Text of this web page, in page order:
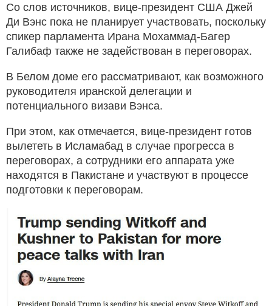
Со слов источников, вице-президент США Джей
Ди Вэнс пока не планирует участвовать, поскольку
спикер парламента Ирана Мохаммад-Багер
Галибаф также не задействован в переговорах.
В Белом доме его рассматривают, как возможного
руководителя иранской делегации и
потенциального визави Вэнса.
При этом, как отмечается, вице-президент готов
вылететь в Исламабад в случае прогресса в
переговорах, а сотрудники его аппарата уже
находятся в Пакистане и участвуют в процессе
подготовки к переговорам.